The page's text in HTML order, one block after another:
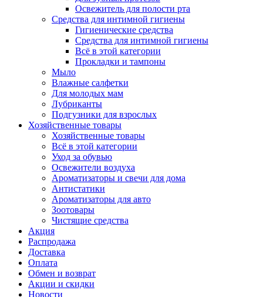
Освежитель для полости рта
Средства для интимной гигиены
Гигиенические средства
Средства для интимной гигиены
Всё в этой категории
Прокладки и тампоны
Мыло
Влажные салфетки
Для молодых мам
Лубриканты
Подгузники для взрослых
Хозяйственные товары
Хозяйственные товары
Всё в этой категории
Уход за обувью
Освежители воздуха
Ароматизаторы и свечи для дома
Антистатики
Ароматизаторы для авто
Зоотовары
Чистящие средства
Акция
Распродажа
Доставка
Оплата
Обмен и возврат
Акции и скидки
Новости